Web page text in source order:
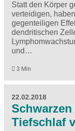
Statt den Körper
verteidigen,
gegenteiligen
dendritischen
und…
3 Min
22.02.2018
Tiefschlaf